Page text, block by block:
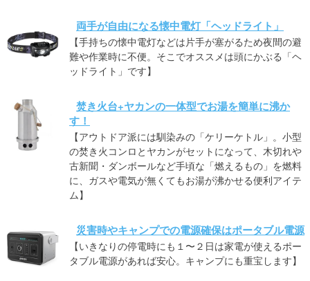
両手が自由になる懐中電灯「ヘッドライト」
【手持ちの懐中電灯などは片手が塞がるため夜間の避
難や作業時に不便。そこでオススメは頭にかぶる「ヘ
ッドライト」です】
焚き火台+ヤカンの一体型でお湯を簡単に沸か
す！
【アウトドア派には馴染みの「ケリーケトル」。小型
の焚き火コンロとヤカンがセットになって、木切れや
古新聞・ダンボールなど手頃な「燃えるもの」を燃料
に、ガスや電気が無くてもお湯が沸かせる便利アイテ
ム】
災害時やキャンプでの電源確保はポータブル電源
【いきなりの停電時にも１〜２日は家電が使えるポー
タブル電源があれば安心。キャンプにも重宝します】